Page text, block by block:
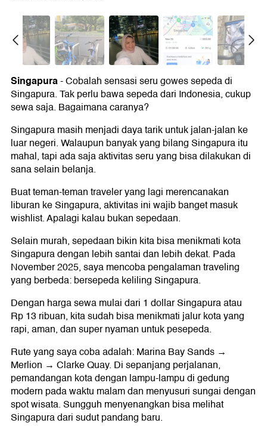
Singapura- Cobalah sensasi seru gowes sepeda di
Singapura. Tak perlu bawa sepeda dari Indonesia, cukup
sewa saja. Bagaimana caranya?
Singapura masih menjadi daya tarik untuk jalan-jalan ke
luar negeri. Walaupun banyak yang bilang Singapura itu
mahal, tapi ada saja aktivitas seru yang bisa dilakukan di
sana selain belanja.
Buat teman-teman traveler yang lagi merencanakan
liburan ke Singapura, aktivitas ini wajib banget masuk
wishlist. Apalagi kalau bukan sepedaan.
Selain murah, sepedaan bikin kita bisa menikmati kota
Singapura dengan lebih santai dan lebih dekat. Pada
November 2025, saya mencoba pengalaman traveling
yang berbeda: bersepeda keliling Singapura.
Dengan harga sewa mulai dari 1 dollar Singapura atau
Rp 13 ribuan, kita sudah bisa menikmati jalur kota yang
rapi, aman, dan super nyaman untuk pesepeda.
Rute yang saya coba adalah: Marina Bay Sands →
Merlion → Clarke Quay. Di sepanjang perjalanan,
pemandangan kota dengan lampu-lampu di gedung
modern pada waktu malam dan menyusuri sungai dengan
spot wisata. Sungguh menyenangkan bisa melihat
Singapura dari sudut pandang baru.